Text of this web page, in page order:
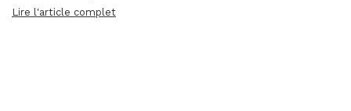
Lire l'article complet